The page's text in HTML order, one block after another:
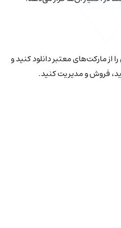
مارکت‌های معتبر دانلود کنید و
فروش و مدیریت کنید.